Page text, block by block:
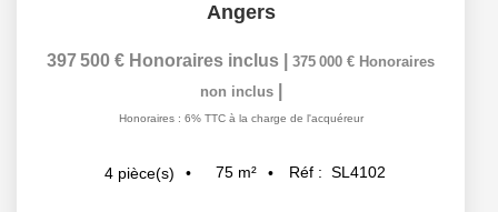
Angers
397 500 € Honoraires inclus 375 000 € Honoraires
non inclus
Honoraires : 6% TTC à la charge de l'acquéreur
4 pièce(s) 75 m² Réf : SL4102